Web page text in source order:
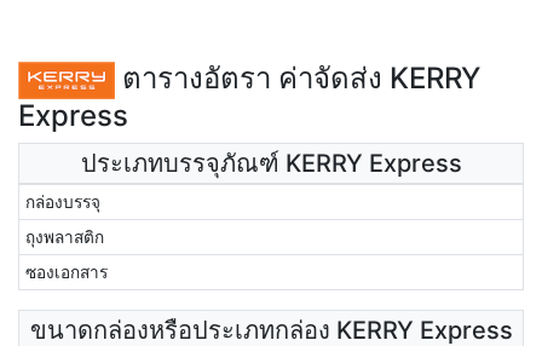
ตารางอัตรา ค่าจัดส่ง KERRY
Express
ประเภทบรรจุภัณฑ์ KERRY Express
กล่องบรรจุ
ถุงพลาสติก
ซองเอกสาร
ขนาดกล่องหรือประเภทกล่อง KERRY Express